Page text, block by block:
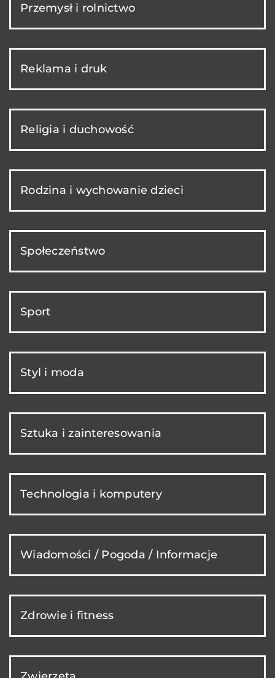
Przemysł i rolnictwo
Reklama i druk
Religia i duchowość
Rodzina i wychowanie dzieci
Społeczeństwo
Sport
Styl i moda
Sztuka i zainteresowania
Technologia i komputery
Wiadomości / Pogoda / Informacje
Zdrowie i fitness